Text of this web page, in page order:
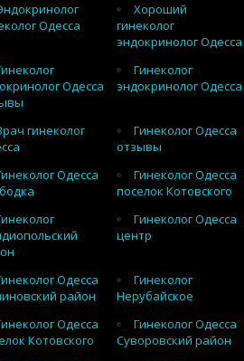
Одесса
Хороший
гинеколог
эндокринолог Одесса
Одесса
Гинеколог
эндокринолог Одесса
гинеколог
Гинеколог Одесса
отзывы
Одесса
Гинеколог Одесса
поселок Котовского
Гинеколог Одесса
центр
Одесса
район
Гинеколог
Нерубайское
Одесса
Котовского
Гинеколог Одесса
Суворовский район